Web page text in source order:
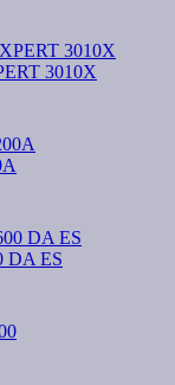
3010X
DA ES